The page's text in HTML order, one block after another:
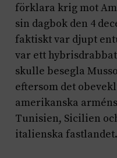
förklara krig mot
sin dagbok den 4
faktiskt var djupt
var ett
skulle besegla
eftersom det
amerikanska
Tunisien, Sicilien
italienska fastlandet.